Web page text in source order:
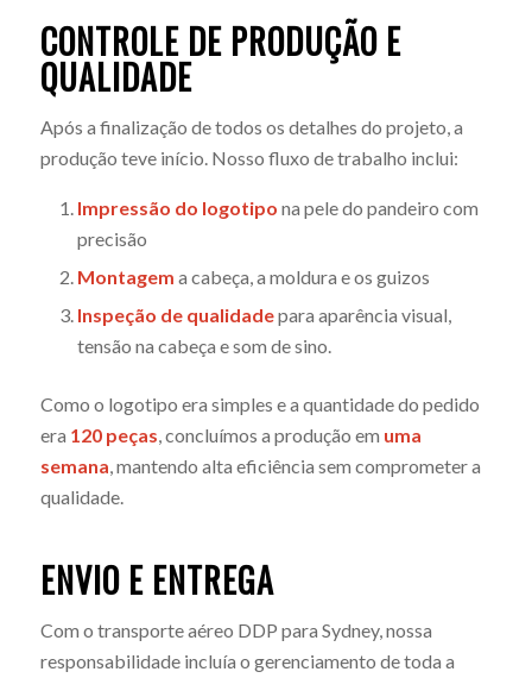
CONTROLE DE PRODUÇÃO E
QUALIDADE
Após a finalização de todos os detalhes do projeto, a
produção teve início. Nosso fluxo de trabalho inclui:
Impressão do logotipo na pele do pandeiro com
precisão
Montagem a cabeça, a moldura e os guizos
Inspeção de qualidadepara aparência visual,
tensão na cabeça e som de sino.
Como o logotipo era simples e a quantidade do pedido
era 120 peças, concluímos a produção em uma
semana, mantendo alta eficiência sem comprometer a
qualidade.
ENVIO E ENTREGA
Com o transporte aéreo DDP para Sydney, nossa
responsabilidade incluía o gerenciamento de toda a